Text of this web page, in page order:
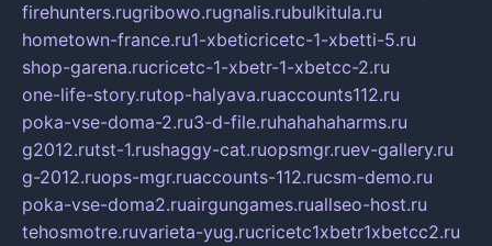
firehunters.rugribowo.rugnalis.rubulkitula.ru
hometown-france.ru1-xbeticricetc-1-xbetti-5.ru
shop-garena.rucricetc-1-xbetr-1-xbetcc-2.ru
one-life-story.rutop-halyava.ruaccounts112.ru
poka-vse-doma-2.ru3-d-file.ruhahahaharms.ru
g2012.rutst-1.rushaggy-cat.ruopsmgr.ruev-gallery.ru
g-2012.ruops-mgr.ruaccounts-112.rucsm-demo.ru
poka-vse-doma2.ruairgungames.ruallseo-host.ru
tehosmotre.ruvarieta-yug.rucricetc1xbetr1xbetcc2.ru